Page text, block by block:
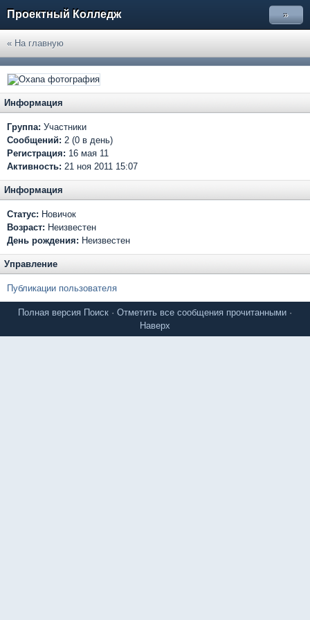
Проектный Колледж »
« На главную
Информация
Группа: Участники
Сообщений: 2 (0 в день)
Регистрация: 16 мая 11
Активность: 21 ноя 2011 15:07
Информация
Статус: Новичок
Возраст: Неизвестен
День рождения: Неизвестен
Управление
Публикации пользователя
Полная версия Поиск · Отметить все сообщения прочитанными ·
Наверх